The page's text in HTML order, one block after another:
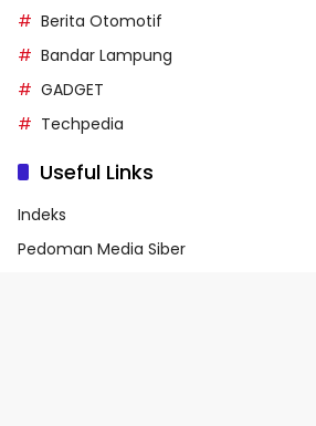
Berita Otomotif
Bandar Lampung
GADGET
Techpedia
Useful Links
Indeks
Pedoman Media Siber